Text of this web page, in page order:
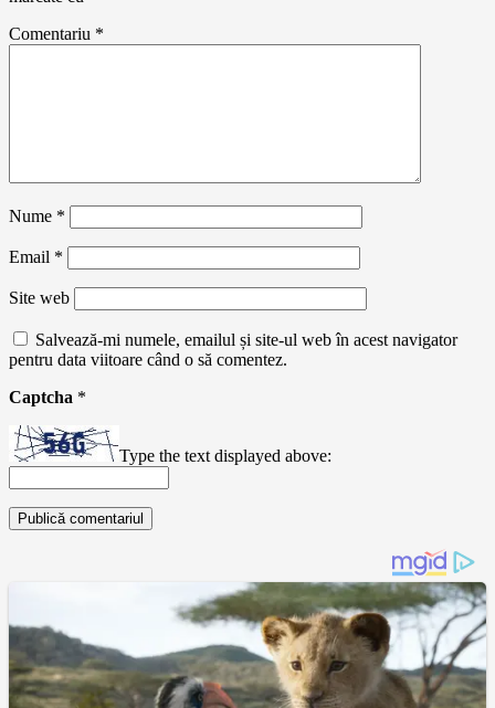
Comentariu *
Nume *
Email *
Site web
Salvează-mi numele, emailul și site-ul web în acest navigator
pentru data viitoare când o să comentez.
Captcha *
Type the text displayed above: